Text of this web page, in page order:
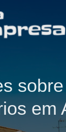
sobre
em